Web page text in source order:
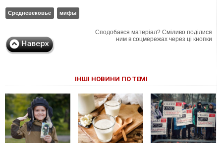
Средневековье мифы
Сподобався матеріал? Сміливо поділися
ним в соцмережах через ці кнопки
ІНШІ НОВИНИ ПО ТЕМІ